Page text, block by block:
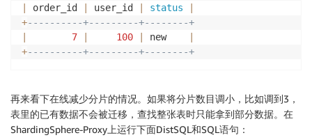
order_id user_id status
+----------+---------+--------+
7 100 new
+----------+---------+--------+
再来看下在线减少分片的情况。如果将分片数目调小，比如调到3，
表里的已有数据不会被迁移，查找整张表时只能拿到部分数据。在
ShardingSphere-Proxy上运行下面DistSQL和SQL语句：